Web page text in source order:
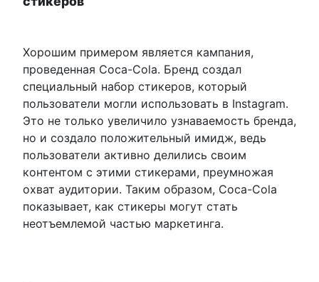
Хорошим примером является кампания,
проведенная Coca-Cola. Бренд создал
специальный набор стикеров, который
пользователи могли использовать в Instagram.
Это не только увеличило узнаваемость бренда,
но и создало положительный имидж, ведь
пользователи активно делились своим
контентом с этими стикерами, преумножая
охват аудитории. Таким образом, Coca-Cola
показывает, как стикеры могут стать
неотъемлемой частью маркетинга.